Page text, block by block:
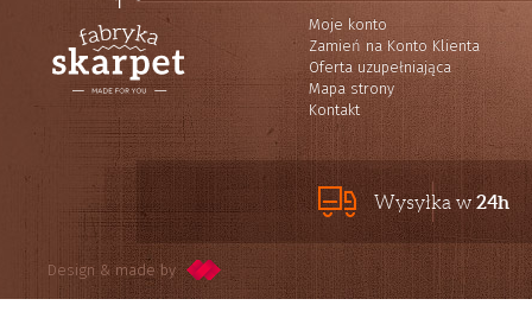
Moje konto
Zamień na Konto Klienta
Oferta uzupełniająca
Mapa strony
Kontakt
Wysyłka w 24h
Design & made by